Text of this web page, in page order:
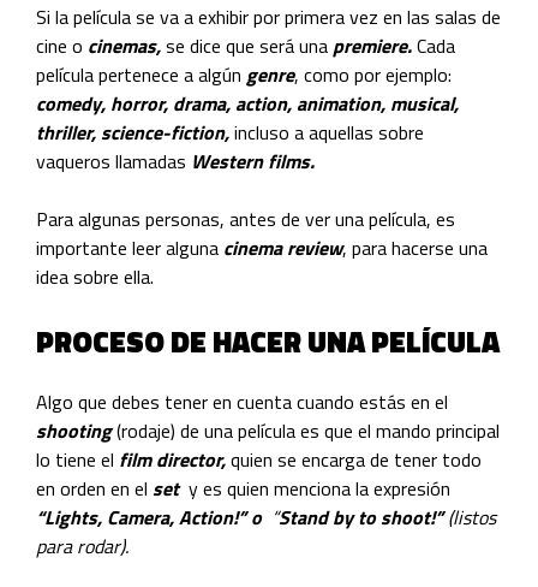
Si la película se va a exhibir por primera vez en las salas de
cine o cinemas,se dice que será unapremiere.Cada
película pertenece a algún genre, como por ejemplo:
comedy, horror, drama, action, animation, musical,
thriller, science-fiction,incluso a aquellas sobre
vaqueros llamadas Western films.
Para algunas personas, antes de ver una película, es
importante leer alguna cinema review, para hacerse una
idea sobre ella.
PROCESO DE HACER UNA PELÍCULA
Algo que debes tener en cuenta cuando estás en el
shooting(rodaje) de una película es que el mando principal
lo tiene el film director,quien se encarga de tener todo
en orden en el set y es quien menciona la expresión
“Lights, Camera, Action!” o “Stand by to shoot!”(listos
para rodar).